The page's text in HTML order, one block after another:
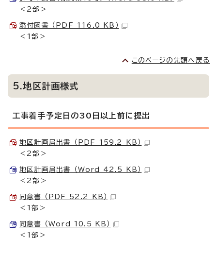
＜2部＞
添付図書 （PDF 116.0 KB）
＜1部＞
このページの先頭へ戻る
5.地区計画様式
工事着手予定日の30日以上前に提出
地区計画届出書 （PDF 159.2 KB）
＜2部＞
地区計画届出書 （Word 42.5 KB）
＜2部＞
同意書 （PDF 52.2 KB）
＜1部＞
同意書 （Word 10.5 KB）
＜1部＞